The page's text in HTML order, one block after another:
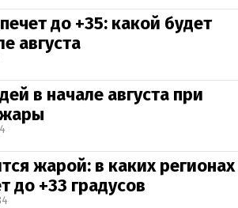
до +35: какой будет
августа
в начале августа при
жарой: в каких регионах
до +33 градусов